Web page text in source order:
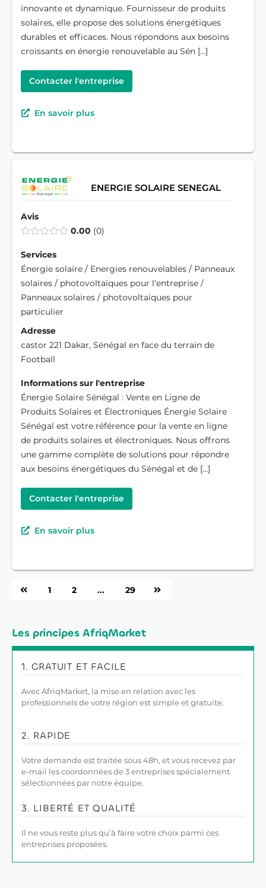
innovante et dynamique. Fournisseur de produits
solaires, elle propose des solutions énergétiques
durables et efficaces. Nous répondons aux besoins
croissants en énergie renouvelable au Sén […]
Contacter l'entreprise
En savoir plus
ENERGIE SOLAIRE SENEGAL
Avis
0.00 0
Services
Énergie solaire / Energies renouvelables / Panneaux
solaires / photovoltaïques pour l'entreprise /
Panneaux solaires / photovoltaïques pour
particulier
Adresse
castor 221 Dakar, Sénégal en face du terrain de
Football
Informations sur l'entreprise
Énergie Solaire Sénégal : Vente en Ligne de
Produits Solaires et Électroniques Énergie Solaire
Sénégal est votre référence pour la vente en ligne
de produits solaires et électroniques. Nous offrons
une gamme complète de solutions pour répondre
aux besoins énergétiques du Sénégal et de […]
Contacter l'entreprise
En savoir plus
1 2 ... 29
Les principes AfriqMarket
1. GRATUIT ET FACILE
Avec AfriqMarket, la mise en relation avec les
professionnels de votre région est simple et gratuite.
2. RAPIDE
Votre demande est traitée sous 48h, et vous recevez par
e-mail les coordonnées de 3 entreprises spécialement
sélectionnées par notre équipe.
3. LIBERTÉ ET QUALITÉ
Il ne vous reste plus qu’à faire votre choix parmi ces
entreprises proposées.